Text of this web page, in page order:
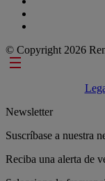
© Copyright 2026
Footer links
Newsletter
Suscríbase a nuestra
Reciba una alerta de